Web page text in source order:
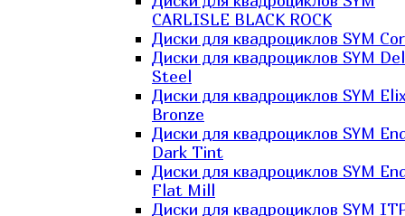
CARLISLE BLACK ROCK
Диски для квадроциклов SYM
Диски для квадроциклов SYM
Steel
Диски для квадроциклов SYM
Bronze
Диски для квадроциклов SYM
Dark Tint
Диски для квадроциклов SYM
Flat Mill
Диски для квадроциклов SYM